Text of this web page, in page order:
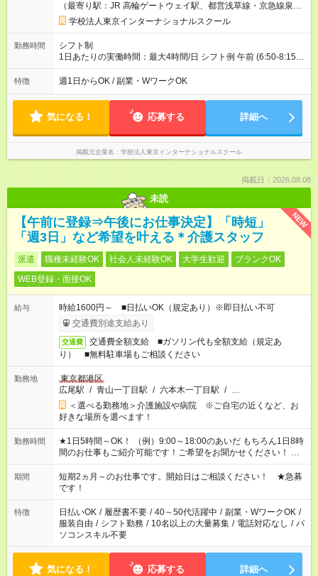
（最寄り駅：JR 高輪ゲートウェイ駅、都営浅草線・京急線泉岳
寺駅）
学校法人東京インターナショナルスクール
勤務時間
シフト制
1日あたりの実働時間：最大4時間/日 シフト例 午前 (6:50-8:15)
午後 (15:00-16:30)
特徴 週1日からOK / 副業・WワークOK
気になる！ 応募する 詳細へ
掲載元企業名 学校法人東京インターナショナルスクール
掲載日：2026.08.08
未読
NEW
【午前に登録⇒午後にお仕事決定】「時短」
「週3日」など希望を叶える＊介護スタッフ
派遣 職種未経験OK 社会人未経験OK 大学生歓迎
ブランクOK
WEB登録・面接OK
給与
時給1600円～ ■日払いOK（規定あり）※即日払い不可
交通費別途支給あり
交通費
交通費全額支給 ■ガソリン代も全額支給（規定あ
り） ■無料駐車場もご相談ください
勤務地
東京都港区
広尾駅 / 青山一丁目駅 / 六本木一丁目駅 / …
＜選べる勤務地＞介護施設や病院 ※ご自宅の近くなど、お
好きな場所を選べます！
勤務時間
★1日5時間～OK！ （例）9:00～18:00のあいだ もちろん1日8時
間のお仕事もご紹介可能です！ご希望をお聞かせください！ ※
週最低15時間以上の勤務が必要です
期間
短期2ヵ月～のお仕事です。開始日はご相談ください！ ★急募
です！
特徴 日払いOK / 履歴書不要 / 40～50代活躍中 / 副業・WワークOK /
服装自由 / シフト勤務 / 10名以上の大量募集 / 電話対応なし / パ
ソコンスキル不要
気になる！ 応募する 詳細へ